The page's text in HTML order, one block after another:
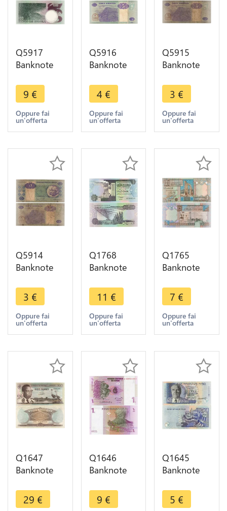
Q5917
Banknote
Escudos
Luis Vaz de
Camões
1973 UNC -
offer
9 €
Oppure fai
un'offerta
Q5916
Banknote
Kwanzas
Joe Eduaro
Santos
Antonio
Neto 1999
4 €
Oppure fai
un'offerta
Q5915
Banknote
Kwanzas
Joe Eduaro
Santos
Antonio
Neto 1999
3 €
Oppure fai
un'offerta
Q5914
Banknote
Kwanzas
Joe Eduaro
Santos
Antonio
Neto 1999
3 €
Oppure fai
un'offerta
Q1768
Banknote
1/2 Dinar
1991 UNC -
> Make
offer
11 €
Oppure fai
un'offerta
Q1765
Banknote
1/4 Dinar
2002 UNC -
> Make
offer
7 €
Oppure fai
un'offerta
Q1647
Banknote
Démocratique
100 Francs
29 €
Q1646
Banknote
Démocratique
1 Centime
9 €
Q1645
Banknote
50 Rupees
Joseph
5 €